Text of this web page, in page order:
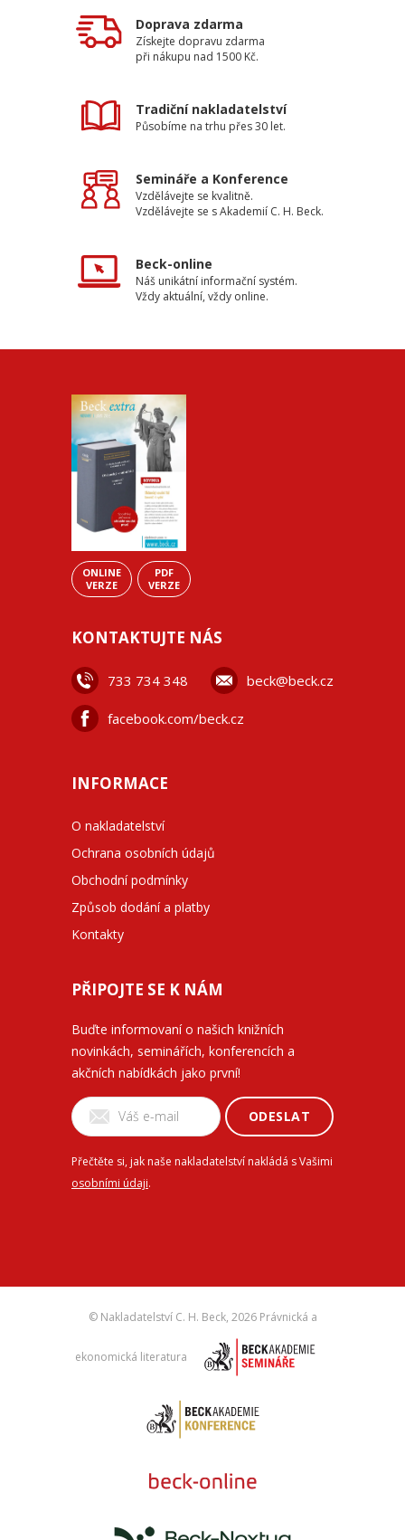
Doprava zdarma
Získejte dopravu zdarma
při nákupu nad 1500 Kč.
Tradiční nakladatelství
Působíme na trhu přes 30 let.
Semináře a Konference
Vzdělávejte se kvalitně.
Vzdělávejte se s Akademií C. H. Beck.
Beck-online
Náš unikátní informační systém.
Vždy aktuální, vždy online.
ONLINE
VERZE
PDF
VERZE
KONTAKTUJTE NÁS
733 734 348 beck@beck.cz
facebook.com/beck.cz
INFORMACE
O nakladatelství
Ochrana osobních údajů
Obchodní podmínky
Způsob dodání a platby
Kontakty
PŘIPOJTE SE K NÁM
Buďte informovaní o našich knižních
novinkách, seminářích, konferencích a
akčních nabídkách jako první!
ODESLAT
Přečtěte si, jak naše nakladatelství nakládá s Vašimi
osobními údaji.
© Nakladatelství C. H. Beck, 2026 Právnická a
ekonomická literatura